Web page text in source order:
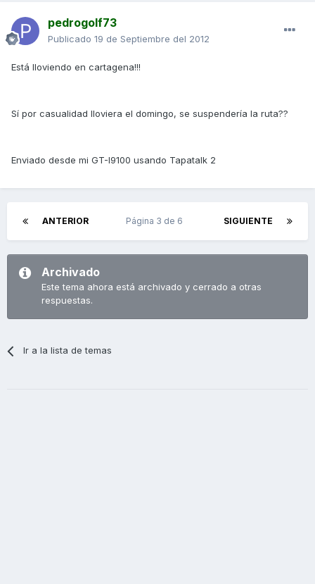
pedrogolf73
Publicado 19 de Septiembre del 2012
Está lloviendo en cartagena!!!
Sí por casualidad lloviera el domingo, se suspendería la ruta??
Enviado desde mi GT-I9100 usando Tapatalk 2
ANTERIOR SIGUIENTE
Página 3 de 6
Archivado
Este tema ahora está archivado y cerrado a otras
respuestas.
Ir a la lista de temas